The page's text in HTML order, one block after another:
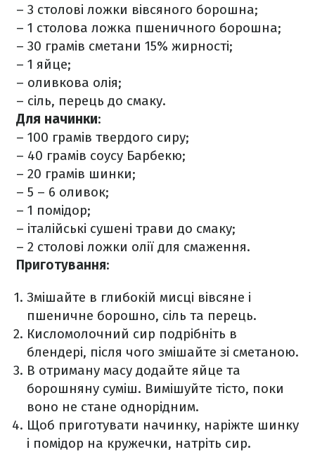
– 3 столові ложки вівсяного борошна;
– 1 столова ложка пшеничного борошна;
– 30 грамів сметани 15% жирності;
– 1 яйце;
– оливкова олія;
– сіль, перець до смаку.
Для начинки:
– 100 грамів твердого сиру;
– 40 грамів соусу Барбекю;
– 20 грамів шинки;
– 5 – 6 оливок;
– 1 помідор;
– італійські сушені трави до смаку;
– 2 столові ложки олії для смаження.
Приготування:
Змішайте в глибокій мисці вівсяне і
пшеничне борошно, сіль та перець.
Кисломолочний сир подрібніть в
блендері, після чого змішайте зі сметаною.
В отриману масу додайте яйце та
борошняну суміш. Вимішуйте тісто, поки
воно не стане однорідним.
Щоб приготувати начинку, наріжте шинку
і помідор на кружечки, натріть сир.